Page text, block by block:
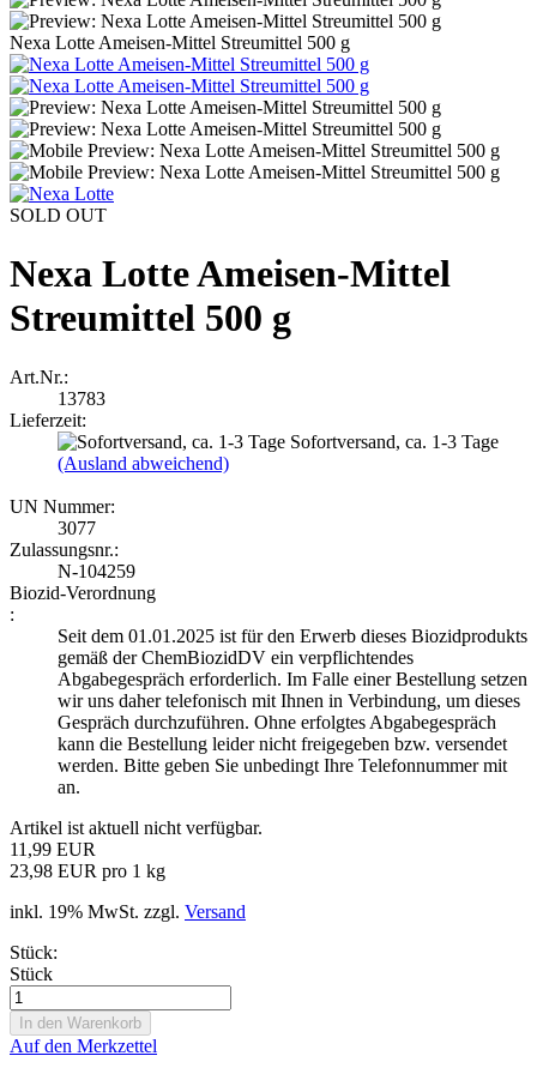
Nexa Lotte Ameisen-Mittel Streumittel 500 g
SOLD OUT
Nexa Lotte Ameisen-Mittel
Streumittel 500 g
Art.Nr.:
13783
Lieferzeit:
Sofortversand, ca. 1-3 Tage
(Ausland abweichend)
UN Nummer:
3077
Zulassungsnr.:
N-104259
Biozid-Verordnung
:
Seit dem 01.01.2025 ist für den Erwerb dieses Biozidprodukts
gemäß der ChemBiozidDV ein verpflichtendes
Abgabegespräch erforderlich. Im Falle einer Bestellung setzen
wir uns daher telefonisch mit Ihnen in Verbindung, um dieses
Gespräch durchzuführen. Ohne erfolgtes Abgabegespräch
kann die Bestellung leider nicht freigegeben bzw. versendet
werden. Bitte geben Sie unbedingt Ihre Telefonnummer mit
an.
Artikel ist aktuell nicht verfügbar.
11,99 EUR
23,98 EUR pro 1 kg
inkl. 19% MwSt. zzgl. Versand
Stück:
Stück
Auf den Merkzettel